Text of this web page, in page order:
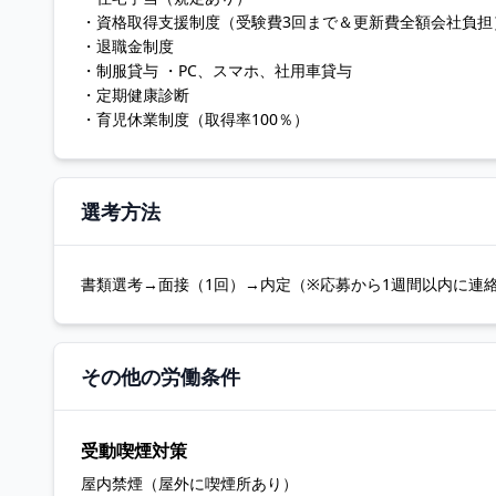
・資格取得支援制度（受験費3回まで＆更新費全額会社負
・退職金制度
・制服貸与 ・PC、スマホ、社用車貸与
・定期健康診断
・育児休業制度（取得率100％）
選考方法
書類選考→面接（1回）→内定（※応募から1週間以内に連
その他の労働条件
受動喫煙対策
屋内禁煙（屋外に喫煙所あり）